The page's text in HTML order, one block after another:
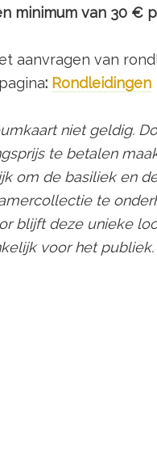
minimum van 30 €
aanvragen van
: Rondleidingen
niet geldig.
te betalen
om de basiliek en
te
blijft deze unieke
voor het publiek.